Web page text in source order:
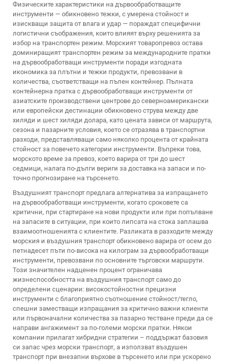
Физическите характеристики на дървообработващите
инструменти — обикновено тежки, с умерена стойност и
изискващи защита от влага и удар — пораждат специфични
логистични съображения, които влияят върху решенията за
избор на транспортен режим. Морският товаропревоз остава
доминиращият транспортен режим за международните пратки
на дървообработващи инструменти поради изгодната
икономика за плътни и тежки продукти, превозвани в
количества, съответстващи на пълен контейнер. Пълната
контейнерна пратка с дървообработващи инструменти от
азиатските производствени центрове до северноамерикански
или европейски дестинации обикновено струва между две
хиляди и шест хиляди долара, като цената зависи от маршрута,
сезона и пазарните условия, което се отразява в транспортни
разходи, представляващи само няколко процента от крайната
стойност за повечето категории инструменти. Въпреки това,
морското време за превоз, което варира от три до шест
седмици, налага по-дълги вериги за доставка на запаси и по-
точно прогнозиране на търсенето.
Въздушният транспорт предлага алтернатива за изпращането
на дървообработващи инструменти, когато сроковете са
критични, при стартиране на нови продукти или при попълване
на запасите в ситуации, при които липсата на стока заплашва
взаимоотношенията с клиентите. Разликата в разходите между
морския и въздушния транспорт обикновено варира от осем до
петнадесет пъти по-висока на килограм за дървообработващи
инструменти, превозвани по основните търговски маршрути.
Този значителен надценен процент ограничава
жизнеспособността на въздушния транспорт само до
определени сценарии: високостойностни прецизни
инструменти с благоприятно съотношение стойност/тегло,
спешни заместващи изпращания за критично важни клиенти
или първоначални количества за пазарно тестване преди да се
направи ангажимент за по-големи морски пратки. Някои
компании прилагат хибридни стратегии – поддържат базовия
си запас чрез морски транспорт, а използват въздушен
транспорт при внезапни върхове в търсенето или при ускорено